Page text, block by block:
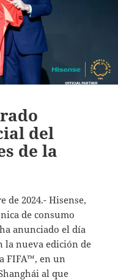
del
de la
de 2024.- Hisense,
de consumo
anunciado el día
la nueva edición de
FIFA™, en un
al que